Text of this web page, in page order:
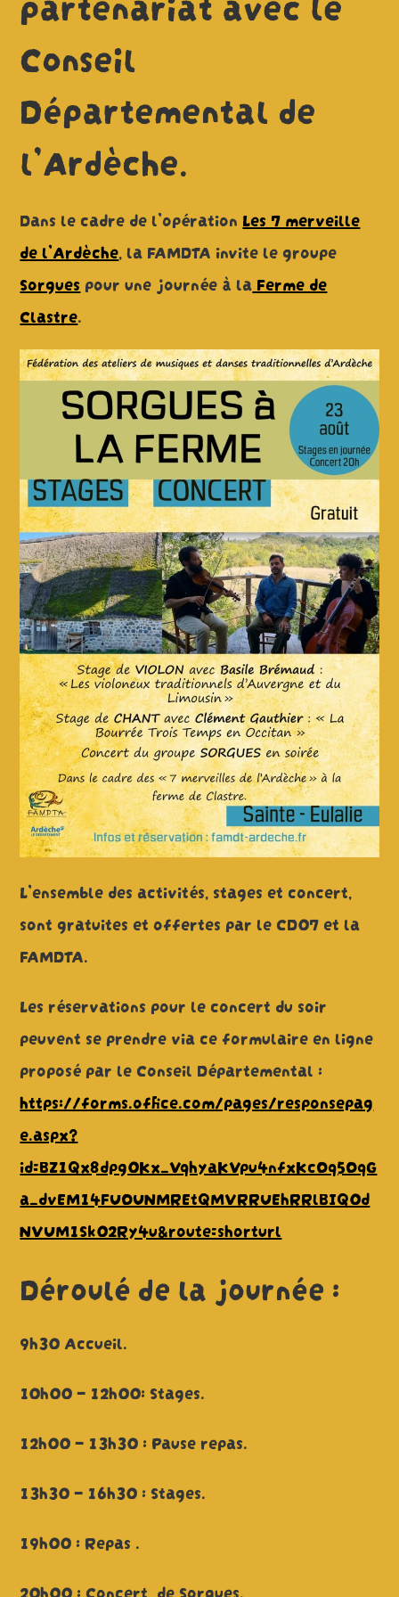
Conseil
Départemental de
l’Ardèche.
Dans le cadre de l’opération Les 7 merveille
de l’Ardèche, la FAMDTA invite le groupe
Sorgues pour une journée à la Ferme de
Clastre.
L’ensemble des activités, stages et concert,
sont gratuites et offertes par le CD07 et la
FAMDTA.
Les réservations pour le concert du soir
peuvent se prendre via ce formulaire en ligne
proposé par le Conseil Départemental :
https://forms.office.com/pages/responsepag
e.aspx?
id=BZ1Qx8dpg0Kx_VqhyaKVpu4nfxKcOq5OqG
a_dvEM14FUOUNMREtQMVRRUEhRRlBIQ0d
NVUM1Sk02Ry4u&route=shorturl
Déroulé de la journée :
9h30 Accueil.
10h00 – 12h00: Stages.
12h00 – 13h30 : Pause repas.
13h30 – 16h30 : Stages.
19h00 : Repas .
20h00 : Concert de Sorgues.